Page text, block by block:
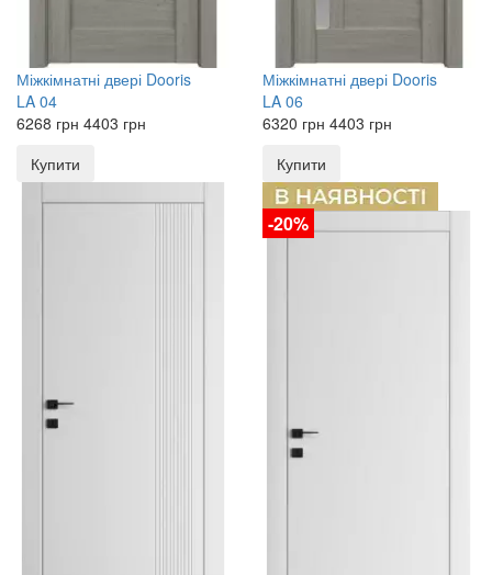
Міжкімнатні двері Dooris
LA 04
6268 грн 4403 грн
Купити
Міжкімнатні двері Dooris
LA 06
6320 грн 4403 грн
Купити
-20%